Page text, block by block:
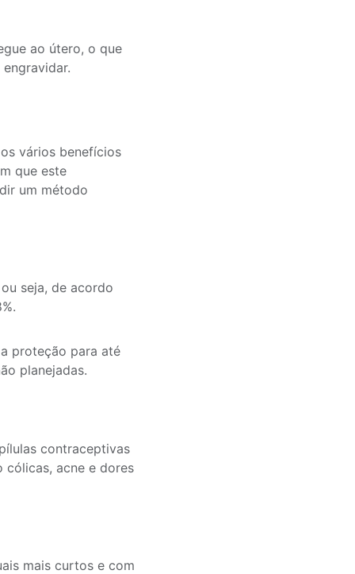
ao útero, o que
vários benefícios
que este
um método
seja, de acordo
proteção para até
planejadas.
contraceptivas
acne e dores
mais curtos e com